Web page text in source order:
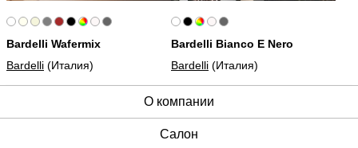
Bardelli Wafermix
Bardelli (Италия)
Bardelli Bianco E Nero
Bardelli (Италия)
О компании
Cалон